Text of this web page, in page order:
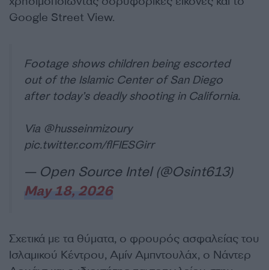
Google Street View.
Footage shows children being escorted
out of the Islamic Center of San Diego
after today’s deadly shooting in California.
Via @husseinmizoury
pic.twitter.com/flFIESGirr
— Open Source Intel (@Osint613)
May 18, 2026
Σχετικά με τα θύματα, ο φρουρός ασφαλείας του
Ισλαμικού Κέντρου, Αμίν Αμπντουλάχ, ο Νάντερ